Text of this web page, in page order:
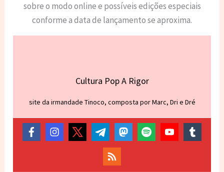
sobre o modo online e possíveis edições especiais
conforme a data de lançamento se aproxima.
Cultura Pop A Rigor
site da irmandade Tinoco, composta por Marc, Dri e Dré